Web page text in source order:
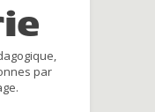
par